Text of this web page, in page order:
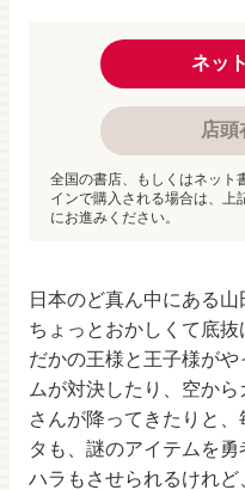
日本のど真ん中にある山
ちょっとおかしくて底
だかの王様と王子様が
ムが対決したり、空か
さんが降ってきたりと
タも、謎のアイテムを
ハラもさせられるけれど
ネッ
店頭
全国の書店、もしくはネット
インで購入される場合は、上
にお進みください。